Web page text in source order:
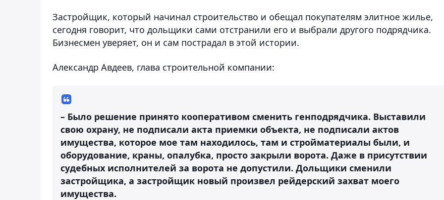
Застройщик, который начинал строительство и обещал покупателям элитное жилье,
сегодня говорит, что дольщики сами отстранили его и выбрали другого подрядчика.
Бизнесмен уверяет, он и сам пострадал в этой истории.
Александр Авдеев, глава строительной компании:
– Было решение принято кооперативом сменить генподрядчика. Выставили
свою охрану, не подписали акта приемки объекта, не подписали актов
имущества, которое мое там находилось, там и стройматериалы были, и
оборудование, краны, опалубка, просто закрыли ворота. Даже в присутствии
судебных исполнителей за ворота не допустили. Дольщики сменили
застройщика, а застройщик новый произвел рейдерский захват моего
имущества.